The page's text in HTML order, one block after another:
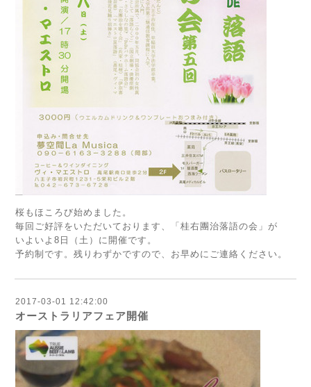
桜もほころび始めました。
毎回ご好評をいただいております、「桂右團治落語の会」が
いよいよ8日（土）に開催です。
予約制です。残りわずかですので、お早めにご連絡ください。
2017-03-01 12:42:00
オーストラリアフェア開催